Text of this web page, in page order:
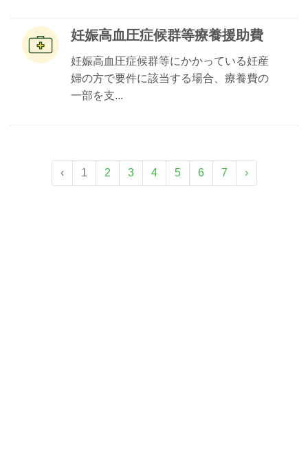
妊娠高血圧症候群等療養援助費
妊娠高血圧症候群等にかかっている妊産
婦の方で要件に該当する場合、療養費の
一部を支...
‹ 1 2 3 4 5 6 7 ›